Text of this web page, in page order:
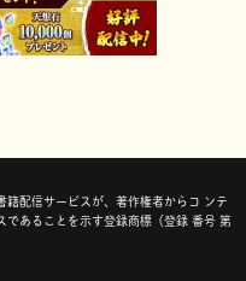
籍配信サービスが、著作権者からコ ンテ
であることを示す登録商標（登録 番号 第